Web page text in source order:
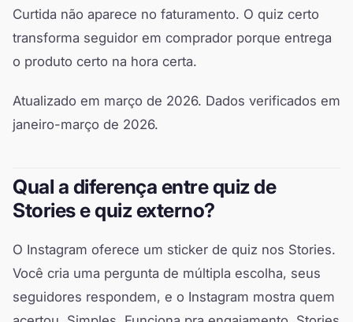
Curtida não aparece no faturamento. O quiz certo
transforma seguidor em comprador porque entrega
o produto certo na hora certa.
Atualizado em março de 2026. Dados verificados em
janeiro-março de 2026.
Qual a diferença entre quiz de
Stories e quiz externo?
O Instagram oferece um sticker de quiz nos Stories.
Você cria uma pergunta de múltipla escolha, seus
seguidores respondem, e o Instagram mostra quem